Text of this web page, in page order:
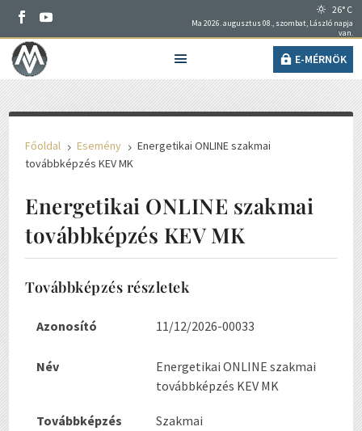
26° C
Ma 2026. augusztus 08., szombat, László napja
van.
E-MÉRNÖK
Főoldal 5 Esemény 5 Energetikai ONLINE szakmai
továbbképzés KEV MK
Energetikai ONLINE szakmai
továbbképzés KEV MK
Továbbképzés részletek
Azonosító 11/12/2026-00033
Név
Energetikai ONLINE szakmai
továbbképzés KEV MK
Továbbképzés
Szakmai